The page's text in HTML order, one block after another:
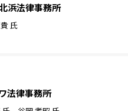
浜法律事務所
氏
法律事務所